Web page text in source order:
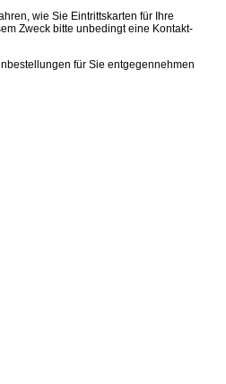
wie Sie Eintrittskarten für Ihre
Zweck bitte unbedingt eine Kontakt-
für Sie entgegennehmen